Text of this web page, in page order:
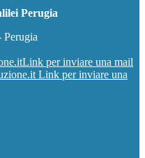
Perugia
Link per inviare una mail
Link per inviare una